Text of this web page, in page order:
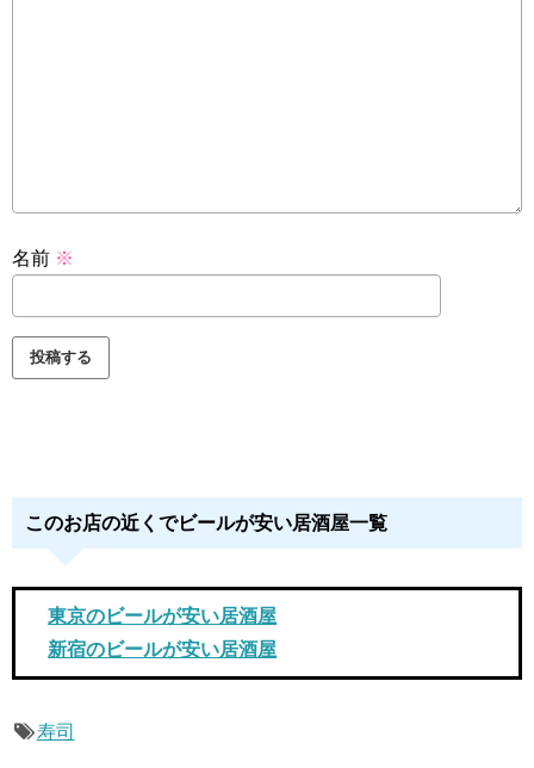
名前 ※
このお店の近くでビールが安い居酒屋一覧
東京のビールが安い居酒屋
新宿のビールが安い居酒屋
寿司